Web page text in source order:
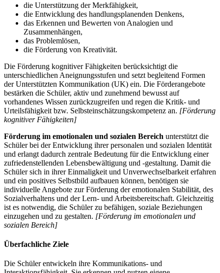
die Unterstützung der Merkfähigkeit,
die Entwicklung des handlungsplanenden Denkens,
das Erkennen und Bewerten von Analogien und
Zusammenhängen,
das Problemlösen,
die Förderung von Kreativität.
Die Förderung kognitiver Fähigkeiten berücksichtigt die
unterschiedlichen Aneignungsstufen und setzt begleitend Formen
der Unterstützten Kommunikation (UK) ein. Die Förderangebote
bestärken die Schüler, aktiv und zunehmend bewusst auf
vorhandenes Wissen zurückzugreifen und regen die Kritik- und
Urteilsfähigkeit bzw. Selbsteinschätzungskompetenz an. [Förderung
kognitiver Fähigkeiten]
Förderung im emotionalen und sozialen Bereich unterstützt die
Schüler bei der Entwicklung ihrer personalen und sozialen Identität
und erlangt dadurch zentrale Bedeutung für die Entwicklung einer
zufriedenstellenden Lebensbewältigung und -gestaltung. Damit die
Schüler sich in ihrer Einmaligkeit und Unverwechselbarkeit erfahren
und ein positives Selbstbild aufbauen können, benötigen sie
individuelle Angebote zur Förderung der emotionalen Stabilität, des
Sozialverhaltens und der Lern- und Arbeitsbereitschaft. Gleichzeitig
ist es notwendig, die Schüler zu befähigen, soziale Beziehungen
einzugehen und zu gestalten. [Förderung im emotionalen und
sozialen Bereich]
Überfachliche Ziele
Die Schüler entwickeln ihre Kommunikations- und